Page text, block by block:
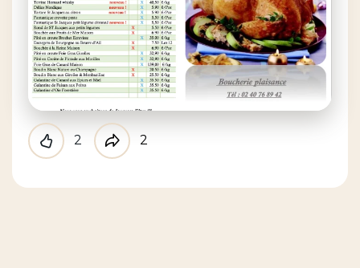
Like
2
Partager
2